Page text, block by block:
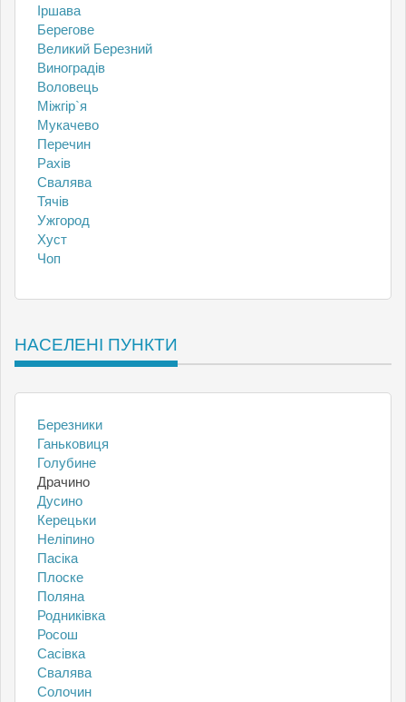
Іршава
Берегове
Великий Березний
Виноградів
Воловець
Міжгір`я
Мукачево
Перечин
Рахів
Свалява
Тячів
Ужгород
Хуст
Чоп
НАСЕЛЕНІ ПУНКТИ
Березники
Ганьковиця
Голубине
Драчино
Дусино
Керецьки
Неліпино
Пасіка
Плоске
Поляна
Родниківка
Росош
Сасівка
Свалява
Солочин